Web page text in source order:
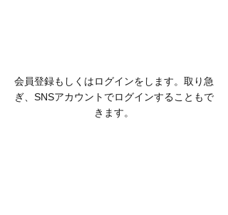
会員登録もしくはログインをします。取り急
ぎ、SNSアカウントでログインすることもで
きます。